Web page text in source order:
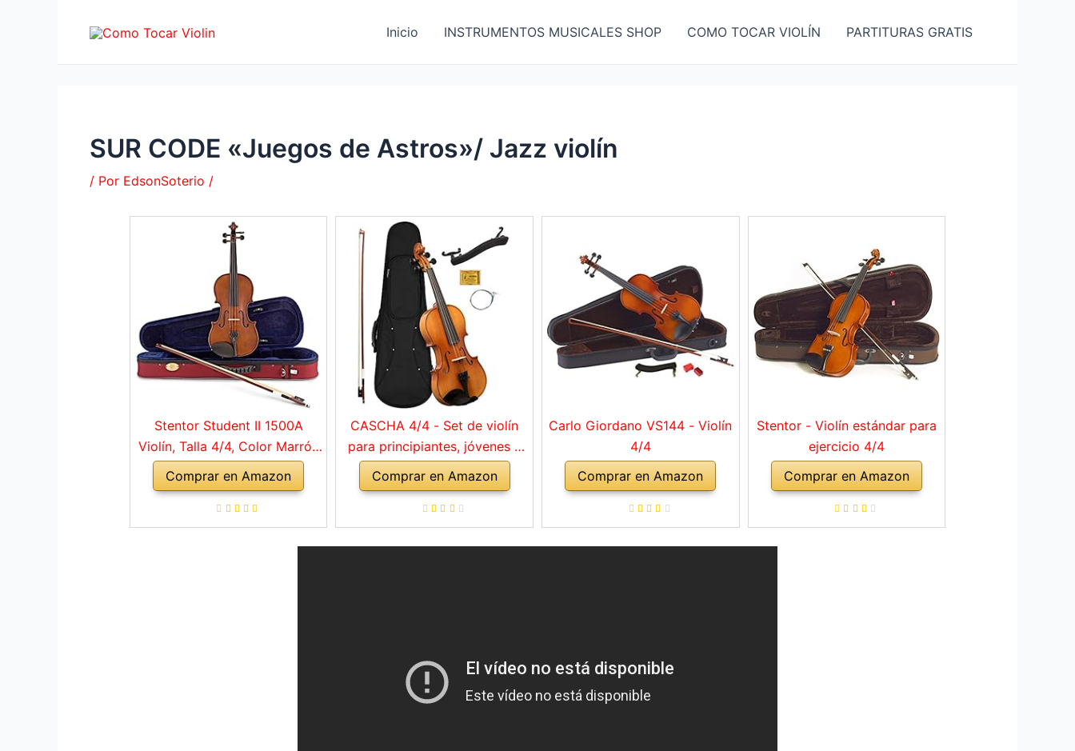
Inicio INSTRUMENTOS MUSICALES SHOP COMO TOCAR VIOLÍN PARTITURAS GRATIS
SUR CODE «Juegos de Astros»/ Jazz violín
/ Por EdsonSoterio /
Stentor Student II 1500A
Violín, Talla 4/4, Color Marrón
Rojo
Comprar en Amazon
CASCHA 4/4 - Set de violín
para principiantes, jóvenes y
adultos, violín macizo con
arco, colofonia, cuerdas de
repuesto, soporte para
hombro, maletín, abeto natural
Comprar en Amazon
Carlo Giordano VS144 - Violín
4/4
Comprar en Amazon
Stentor - Violín estándar para
ejercicio 4/4
Comprar en Amazon